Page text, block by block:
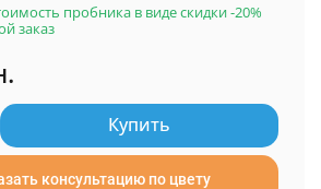
пробника в виде скидки -20%
заказ
Купить
консультацию по цвету